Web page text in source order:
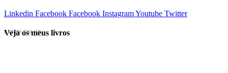
Linkedin Facebook Facebook InstagramYoutube Twitter
EVINIS TALON
Veja os meus livros